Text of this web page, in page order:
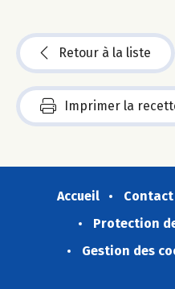
Retour à la liste
Imprimer la
Accueil Contact
Protection
Gestion des